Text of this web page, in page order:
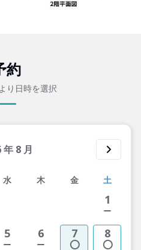
約
り日時を選択
年 8 月
水 木 金 土
1
5 6 7 8